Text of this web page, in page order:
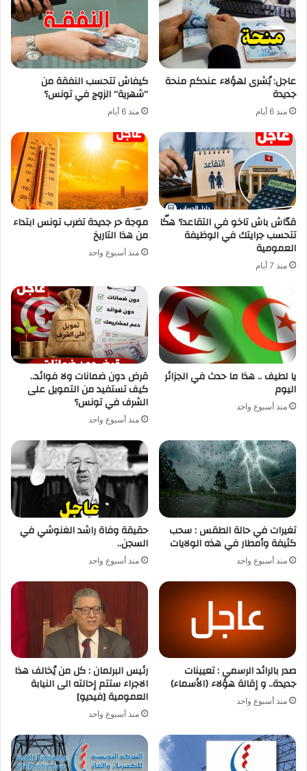
عاجل: بُشرى لهؤلاء عندكم منحة
جديدة
منذ 6 أيام
كيفاش تتحسب النفقة من
”شهرية” الزوج في تونس؟
منذ 6 أيام
قدّاش باش تاخو في التقاعد؟ هكّا
تتحسب جرايتك في الوظيفة
العمومية
منذ 7 أيام
موجة حر جديدة تضرب تونس ابتداء
من هذا التاريخ
منذ أسبوع واحد
يا لطيف .. هذا ما حدث في الجزائر
اليوم
منذ أسبوع واحد
قرض دون ضمانات ولا فوائد..
كيف تستفيد من التمويل على
الشرف في تونس؟
منذ أسبوع واحد
تغيرات في حالة الطقس : سحب
كثيفة وأمطار في هذه الولايات
منذ أسبوع واحد
حقيقة وفاة راشد الغنوشي في
السجن..
منذ أسبوع واحد
صدر بالرائد الرسمي : تعيينات
جديدة.. و إقالة هؤلاء (الأسماء)
منذ أسبوع واحد
رئيس البرلمان : كل من يُخالف هذا
الاجراء ستتم إحالته الى النيابة
العمومية [فيديو]
منذ أسبوع واحد